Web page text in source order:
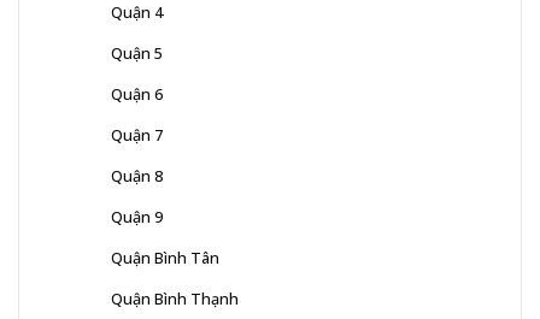
Quận 4
Quận 5
Quận 6
Quận 7
Quận 8
Quận 9
Quận Bình Tân
Quận Bình Thạnh